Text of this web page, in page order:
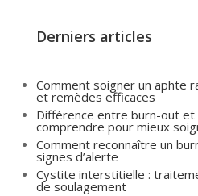
Derniers articles
Comment soigner un aphte
et remèdes efficaces
Différence entre burn-out et
comprendre pour mieux
Comment reconnaître un
signes d’alerte
Cystite interstitielle :
de soulagement